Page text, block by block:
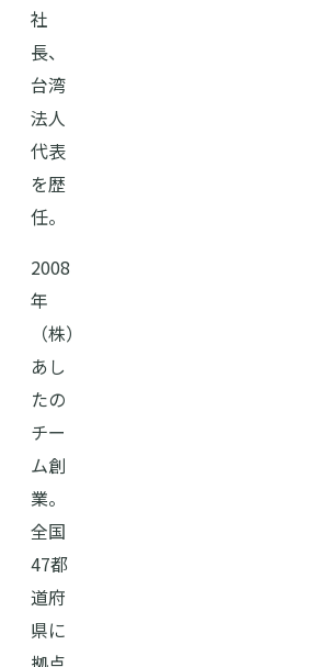
社
長、
台湾
法人
代表
を歴
任。
2008
年
（株）
あし
たの
チー
ム創
業。
全国
47都
道府
県に